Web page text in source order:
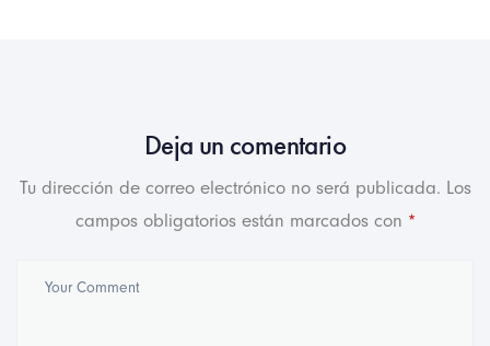
Deja un comentario
Tu dirección de correo electrónico no será publicada. Los
campos obligatorios están marcados con *